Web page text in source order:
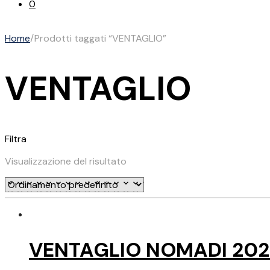
0
Home/Prodotti taggati “VENTAGLIO”
VENTAGLIO
Filtra
Visualizzazione del risultato
VENTAGLIO NOMADI